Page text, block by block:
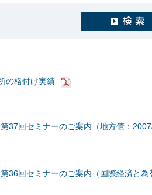
の格付け実績
第37回セミナーのご案内（地方債：
第36回セミナーのご案内（国際経済と